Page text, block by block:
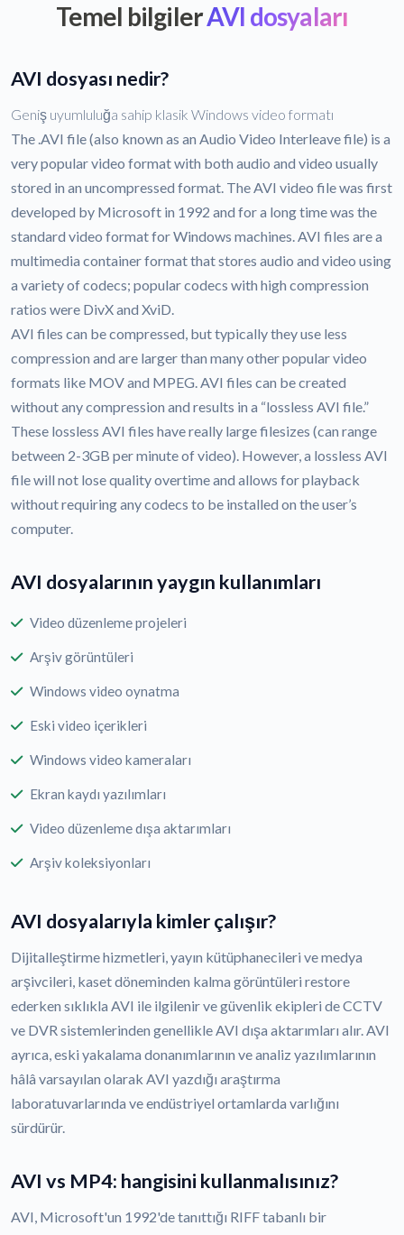
Temel bilgilerAVI dosyaları
AVI dosyası nedir?
Geniş uyumluluğa sahip klasik Windows video formatı
The .AVI file (also known as an Audio Video Interleave file) is a
very popular video format with both audio and video usually
stored in an uncompressed format. The AVI video file was first
developed by Microsoft in 1992 and for a long time was the
standard video format for Windows machines. AVI files are a
multimedia container format that stores audio and video using
a variety of codecs; popular codecs with high compression
ratios were DivX and XviD.
AVI files can be compressed, but typically they use less
compression and are larger than many other popular video
formats like MOV and MPEG. AVI files can be created
without any compression and results in a “lossless AVI file.”
These lossless AVI files have really large filesizes (can range
between 2-3GB per minute of video). However, a lossless AVI
file will not lose quality overtime and allows for playback
without requiring any codecs to be installed on the user’s
computer.
AVI dosyalarının yaygın kullanımları
Video düzenleme projeleri
Arşiv görüntüleri
Windows video oynatma
Eski video içerikleri
Windows video kameraları
Ekran kaydı yazılımları
Video düzenleme dışa aktarımları
Arşiv koleksiyonları
AVI dosyalarıyla kimler çalışır?
Dijitalleştirme hizmetleri, yayın kütüphanecileri ve medya
arşivcileri, kaset döneminden kalma görüntüleri restore
ederken sıklıkla AVI ile ilgilenir ve güvenlik ekipleri de CCTV
ve DVR sistemlerinden genellikle AVI dışa aktarımları alır. AVI
ayrıca, eski yakalama donanımlarının ve analiz yazılımlarının
hâlâ varsayılan olarak AVI yazdığı araştırma
laboratuvarlarında ve endüstriyel ortamlarda varlığını
sürdürür.
AVI vs MP4: hangisini kullanmalısınız?
AVI, Microsoft'un 1992'de tanıttığı RIFF tabanlı bir